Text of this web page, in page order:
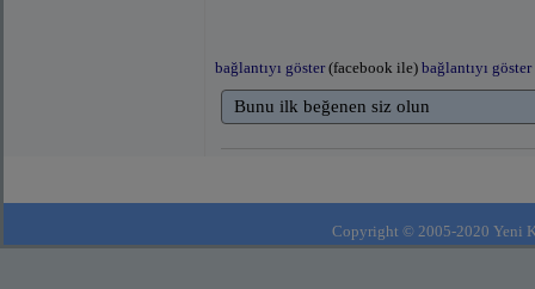
bağlantıyı göster(facebook ile) bağlantıyı göster
Bunu ilk beğenen siz olun
Copyright © 2005-2020 Yeni